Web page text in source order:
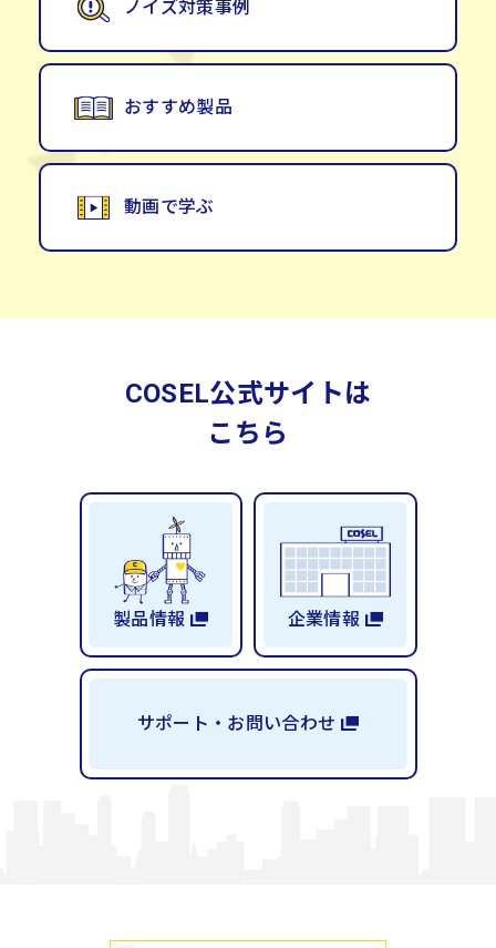
ノイズ対策事例
おすすめ製品
動画で学ぶ
COSEL公式サイトは
こちら
製品情報 企業情報
サポート・お問い合わせ